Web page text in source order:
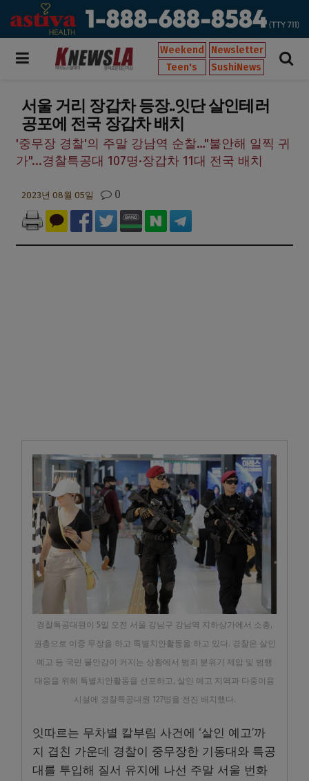
Weekend
Newsletter
Teen's
SushiNews
서울 거리 장갑차 등장..잇단 살인테러
공포에 전국 장갑차 배치
'중무장 경찰'의 주말 강남역 순찰…"불안해 일찍 귀
가"...경찰특공대 107명·장갑차 11대 전국 배치
2023년 08월 05일 0
경찰특공대원이 5일 오전 서울 강남구 강남역 지하상가에서 소총,
권총으로 이중 무장을 하고 특별치안활동을 하고 있다. 경찰은 살인
예고 등 국민 불안감이 커지는 상황에서 범죄 분위기 제압 및 범행
대응을 위해 특별치안활동을 선포하고, 살인 예고 지역과 다중이용
시설에 경찰특공대원 127명을 전진 배치했다.
잇따르는 무차별 칼부림 사건에 ‘살인 예고’까
지 겹친 가운데 경찰이 중무장한 기동대와 특공
대를 투입해 질서 유지에 나선 주말 서울 번화